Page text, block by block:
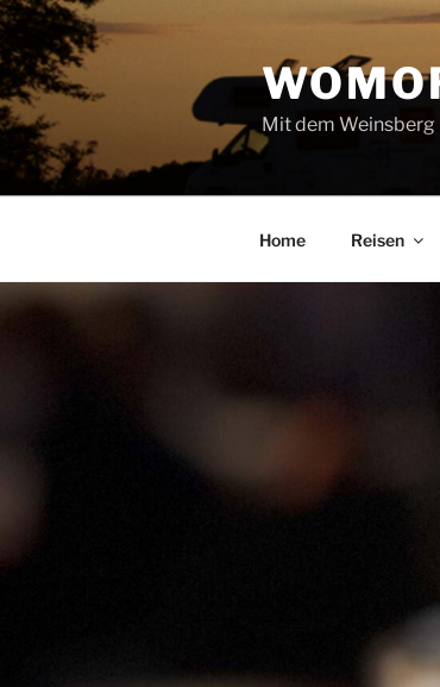
Zum
Inhalt
springen
Mit dem
Home Reisen